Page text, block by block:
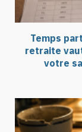
Temps
retraite
votre